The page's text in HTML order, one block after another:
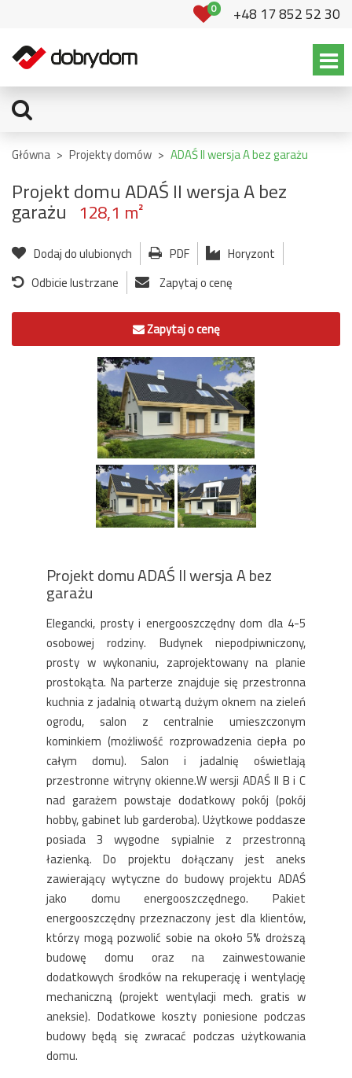
0 +48 17 852 52 30
Główna > Projekty domów > ADAŚ II wersja A bez garażu
Projekt domu ADAŚ II wersja A bez
garażu 128,1 m²
Dodaj do ulubionych PDF
Horyzont
Odbicie lustrzane
Zapytaj o cenę
Zapytaj o cenę
Projekt domu ADAŚ II wersja A bez
garażu
Elegancki, prosty i energooszczędny dom dla 4-5
osobowej rodziny. Budynek niepodpiwniczony,
prosty w wykonaniu, zaprojektowany na planie
prostokąta. Na parterze znajduje się przestronna
kuchnia z jadalnią otwartą dużym oknem na zieleń
ogrodu, salon z centralnie umieszczonym
kominkiem (możliwość rozprowadzenia ciepła po
całym domu). Salon i jadalnię oświetlają
przestronne witryny okienne.W wersji ADAŚ II B i C
nad garażem powstaje dodatkowy pokój (pokój
hobby, gabinet lub garderoba). Użytkowe poddasze
posiada 3 wygodne sypialnie z przestronną
łazienką. Do projektu dołączany jest aneks
zawierający wytyczne do budowy projektu ADAŚ
jako domu energooszczędnego. Pakiet
energooszczędny przeznaczony jest dla klientów,
którzy mogą pozwolić sobie na około 5% droższą
budowę domu oraz na zainwestowanie
dodatkowych środków na rekuperację i wentylację
mechaniczną (projekt wentylacji mech. gratis w
aneksie). Dodatkowe koszty poniesione podczas
budowy będą się zwracać podczas użytkowania
domu.